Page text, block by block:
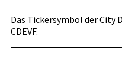
Das Tickersymbol der
CDEVF.